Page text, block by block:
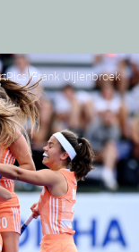
Frank Uijlenbroek